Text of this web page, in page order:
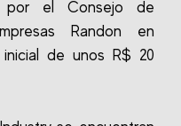
por el Consejo de
Randon en
de unos R$ 20